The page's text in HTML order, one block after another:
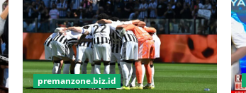
premanzone.biz.id